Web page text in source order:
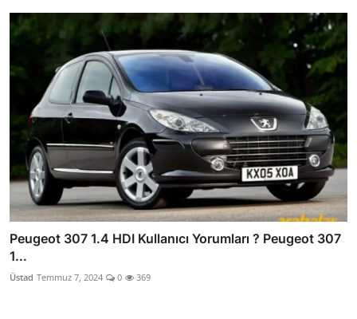
Peugeot 307 1.4 HDI Kullanıcı Yorumları ? Peugeot 307
1...
Üstad Temmuz 7, 2024 0 369